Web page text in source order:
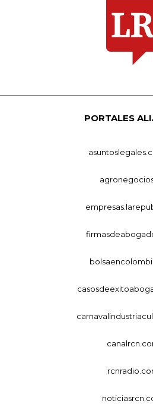
PORTALES